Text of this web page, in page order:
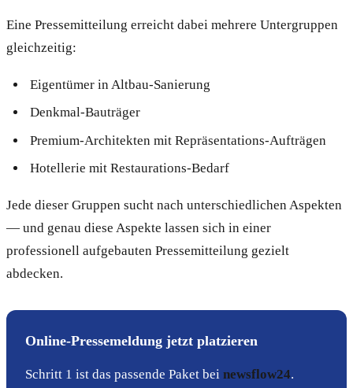
Eine Pressemitteilung erreicht dabei mehrere Untergruppen
gleichzeitig:
Eigentümer in Altbau-Sanierung
Denkmal-Bauträger
Premium-Architekten mit Repräsentations-Aufträgen
Hotellerie mit Restaurations-Bedarf
Jede dieser Gruppen sucht nach unterschiedlichen Aspekten
— und genau diese Aspekte lassen sich in einer
professionell aufgebauten Pressemitteilung gezielt
abdecken.
Online-Pressemeldung jetzt platzieren
Schritt 1 ist das passende Paket bei newsflow24.